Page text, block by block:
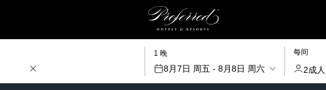
1 晚
8月7日 周五 - 8月8日 周六
每间
2成人